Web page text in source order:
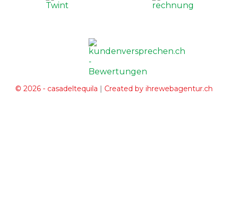
© 2026 - casadeltequila | Created by ihrewebagentur.ch